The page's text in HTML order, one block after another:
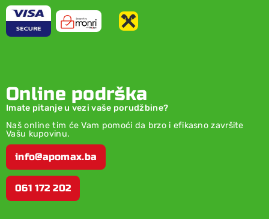
Online podrška
Imate pitanje u vezi vaše porudžbine?
Naš online tim će Vam pomoći da brzo i efikasno završite
Vašu kupovinu.
info@apomax.ba
061 172 202